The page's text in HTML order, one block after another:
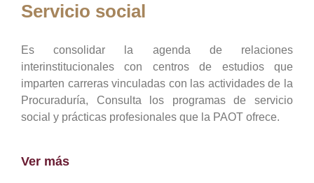
Servicio social
Es consolidar la agenda de relaciones
interinstitucionales con centros de estudios que
imparten carreras vinculadas con las actividades de la
Procuraduría, Consulta los programas de servicio
social y prácticas profesionales que la PAOT ofrece.
Ver más